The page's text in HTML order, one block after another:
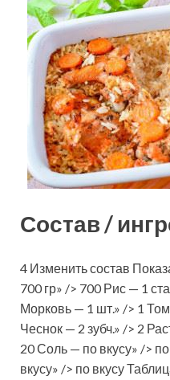
Состав /
4 Изменить состав
700 гр» /> 700 Рис — 1
Морковь — 1 шт.» /> 1
Чеснок — 2 зубч.» /> 2
20 Соль — по вкусу» />
вкусу» /> по вкусу